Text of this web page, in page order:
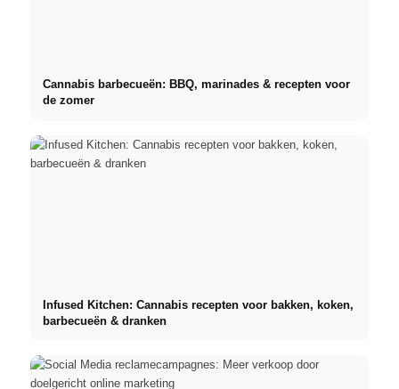
Cannabis barbecueën: BBQ, marinades & recepten voor
de zomer
Infused Kitchen: Cannabis recepten voor bakken, koken,
barbecueën & dranken